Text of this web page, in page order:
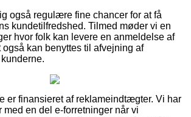
også regulære fine chancer for at få
kundetilfredshed. Tilmed møder vi en
hvor folk kan levere en anmeldelse af
kan benyttes til afvejning af
er finansieret af reklameindtægter. Vi har
med en del e-forretninger når vi